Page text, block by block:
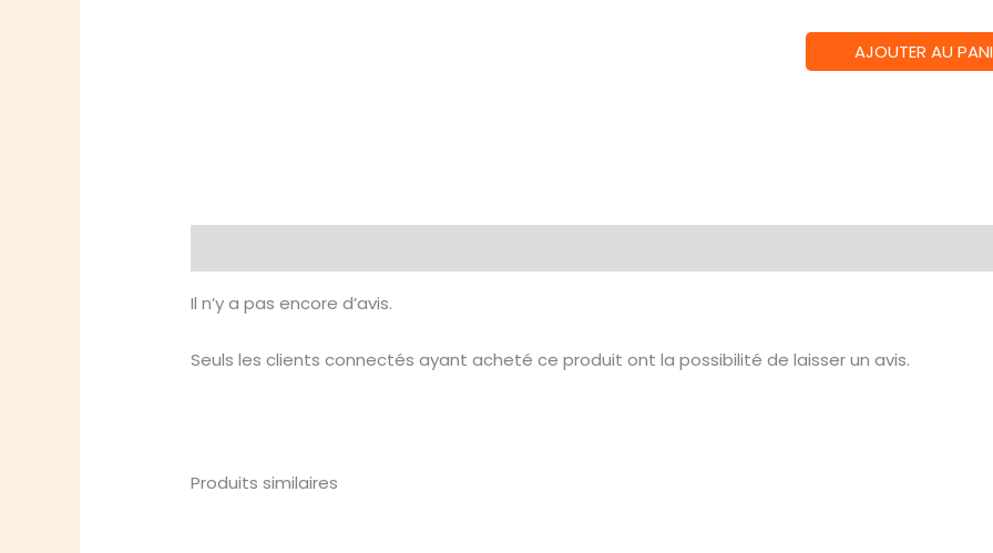
quantité
de
G/LORDS
AJOUTER AU
Il n’y a pas encore d’avis.
Seuls les clients connectés ayant acheté ce produit ont la possibilité de laisser un avis.
Produits similaires